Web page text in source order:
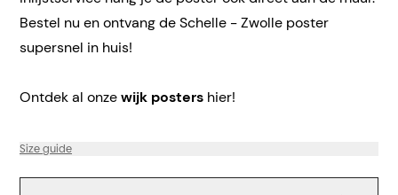
Bestel nu en ontvang de Schelle - Zwolle poster
supersnel in huis!
Ontdek al onzewijk posters hier!
Size guide